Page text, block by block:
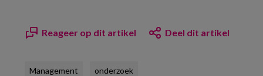
Reageer op dit artikel Deel dit artikel
Management onderzoek